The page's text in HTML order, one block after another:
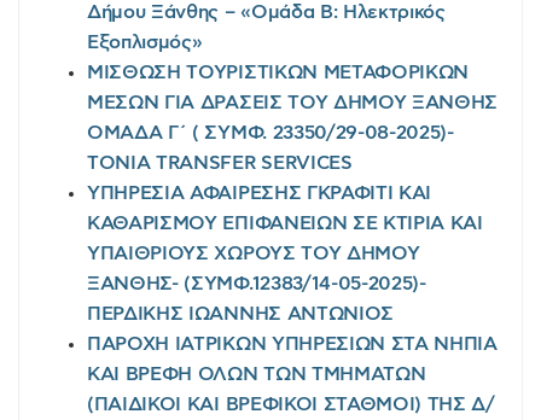
Δήμου Ξάνθης – «Ομάδα Β: Ηλεκτρικός
Εξοπλισμός»
ΜΙΣΘΩΣΗ ΤΟΥΡΙΣΤΙΚΩΝ ΜΕΤΑΦΟΡΙΚΩΝ
ΜΕΣΩΝ ΓΙΑ ΔΡΑΣΕΙΣ ΤΟΥ ΔΗΜΟΥ ΞΑΝΘΗΣ
ΟΜΑΔΑ Γ΄ ( ΣΥΜΦ. 23350/29-08-2025)-
TONIA TRANSFER SERVICES
ΥΠΗΡΕΣΙΑ ΑΦΑΙΡΕΣΗΣ ΓΚΡΑΦΙΤΙ ΚΑΙ
ΚΑΘΑΡΙΣΜΟΥ ΕΠΙΦΑΝΕΙΩΝ ΣΕ ΚΤΙΡΙΑ ΚΑΙ
ΥΠΑΙΘΡΙΟΥΣ ΧΩΡΟΥΣ ΤΟΥ ΔΗΜΟΥ
ΞΑΝΘΗΣ- (ΣΥΜΦ.12383/14-05-2025)-
ΠΕΡΔΙΚΗΣ ΙΩΑΝΝΗΣ ΑΝΤΩΝΙΟΣ
ΠΑΡΟΧΗ ΙΑΤΡΙΚΩΝ ΥΠΗΡΕΣΙΩΝ ΣΤΑ ΝΗΠΙΑ
ΚΑΙ ΒΡΕΦΗ ΟΛΩΝ ΤΩΝ ΤΜΗΜΑΤΩΝ
(ΠΑΙΔΙΚΟΙ ΚΑΙ ΒΡΕΦΙΚΟΙ ΣΤΑΘΜΟΙ) ΤΗΣ Δ/